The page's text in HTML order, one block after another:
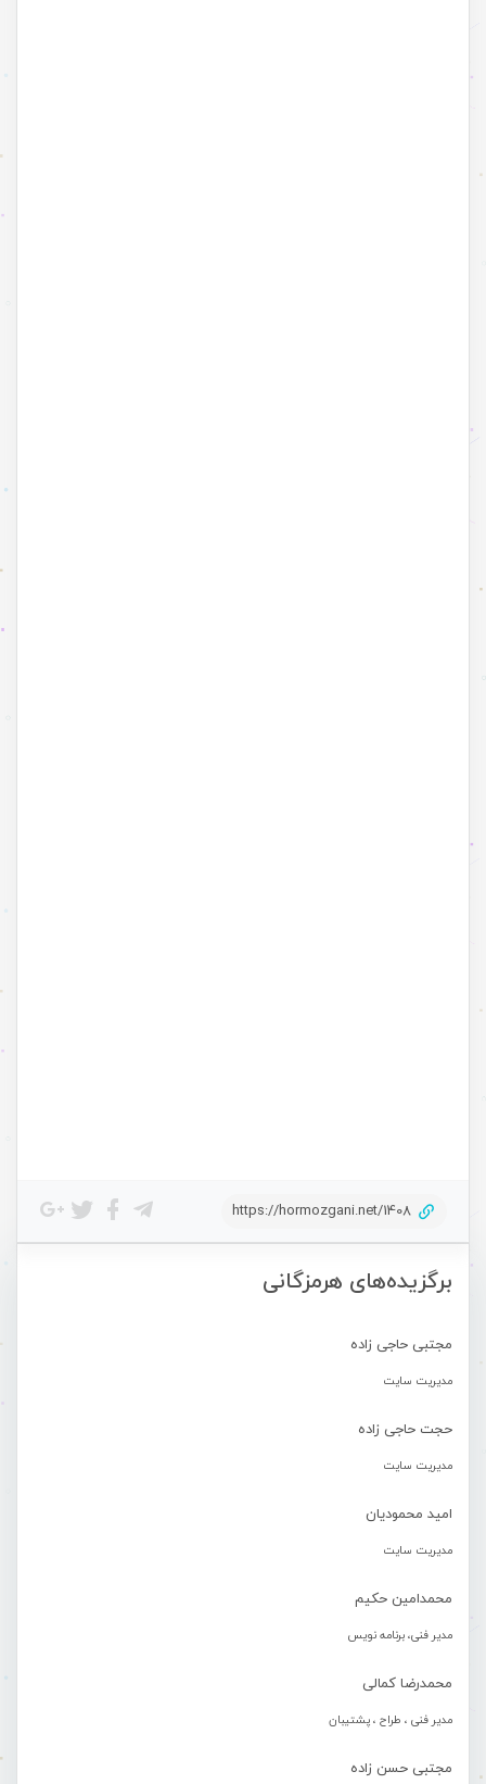
برگزیده‌های هرمزگانی
مجتبی حاجی زاده
مدیریت سایت
حجت حاجی زاده
مدیریت سایت
امید محمودیان
مدیریت سایت
محمدامین حکیم
مدیر فنی، برنامه نویس
محمدرضا کمالی
مدیر فنی ، طراح ، پشتیبان
مجتبی حسن زاده
https://hormozgani.net/1408